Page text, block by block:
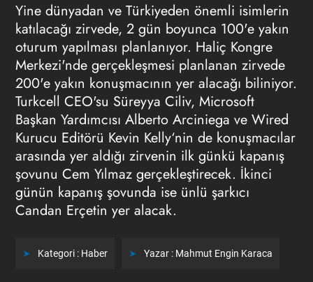
Yine dünyadan ve Türkiyeden önemli isimlerin
katılacağı zirvede, 2 gün boyunca 100'e yakın
oturum yapılması planlanıyor. Haliç Kongre
Merkezi'nde gerçekleşmesi planlanan zirvede
200'e yakın konuşmacının yer alacağı biliniyor.
Turkcell CEO'su Süreyya Ciliv, Microsoft
Başkan Yardımcısı Alberto Arciniega ve Wired
Kurucu Editörü Kevin Kelly‘nin de konuşmacılar
arasında yer aldığı zirvenin ilk günkü kapanış
şovunu Cem Yılmaz gerçekleştirecek. İkinci
günün kapanış şovunda ise ünlü şarkıcı
Candan Erçetin yer alacak.
Kategori : Haber Yazar : Mahmut Engin Karaca